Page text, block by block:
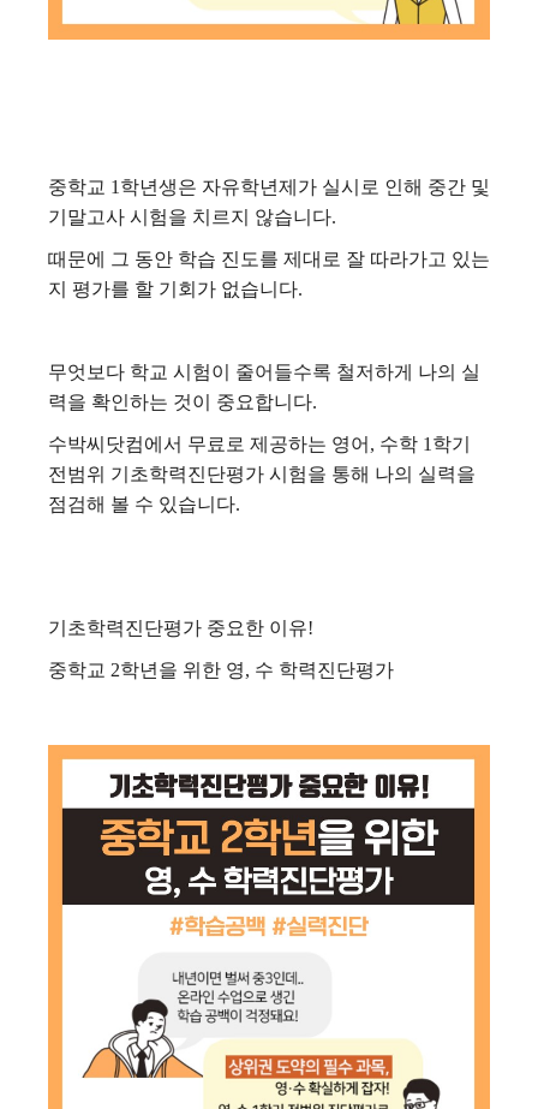
중학교 1학년생은 자유학년제가 실시로 인해 중간 및
기말고사 시험을 치르지 않습니다.
때문에 그 동안 학습 진도를 제대로 잘 따라가고 있는
지 평가를 할 기회가 없습니다.
무엇보다 학교 시험이 줄어들수록 철저하게 나의 실
력을 확인하는 것이 중요합니다.
수박씨닷컴에서 무료로 제공하는 영어, 수학 1학기
전범위 기초학력진단평가 시험을 통해 나의 실력을
점검해 볼 수 있습니다.
기초학력진단평가 중요한 이유!
중학교 2학년을 위한 영, 수 학력진단평가